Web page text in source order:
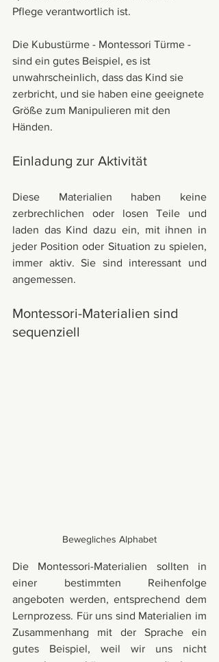
Pflege verantwortlich ist.
Die Kubustürme - Montessori Türme -
sind ein gutes Beispiel, es ist
unwahrscheinlich, dass das Kind sie
zerbricht, und sie haben eine geeignete
Größe zum Manipulieren mit den
Händen.
Einladung zur Aktivität
Diese Materialien haben keine
zerbrechlichen oder losen Teile und
laden das Kind dazu ein, mit ihnen in
jeder Position oder Situation zu spielen,
immer aktiv. Sie sind interessant und
angemessen.
Montessori-Materialien sind
sequenziell
Bewegliches Alphabet
Die Montessori-Materialien sollten in
einer bestimmten Reihenfolge
angeboten werden, entsprechend dem
Lernprozess. Für uns sind Materialien im
Zusammenhang mit der Sprache ein
gutes Beispiel, weil wir uns nicht